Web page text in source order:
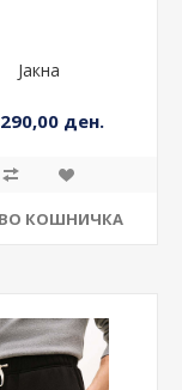
Јакна
ден.
ВО КОШНИЧКА